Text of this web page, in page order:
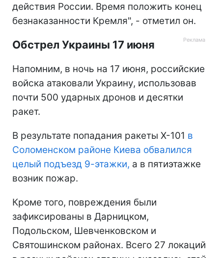
действия России. Время положить конец
безнаказанности Кремля", - отметил он.
Обстрел Украины 17 июня
Напомним, в ночь на 17 июня, российские
войска атаковали Украину, использовав
почти 500 ударных дронов и десятки
ракет.
В результате попадания ракеты Х-101 в
Соломенском районе Киева обвалился
целый подъезд 9-этажки, а в пятиэтажке
возник пожар.
Кроме того, повреждения были
зафиксированы в Дарницком,
Подольском, Шевченковском и
Святошинском районах. Всего 27 локаций